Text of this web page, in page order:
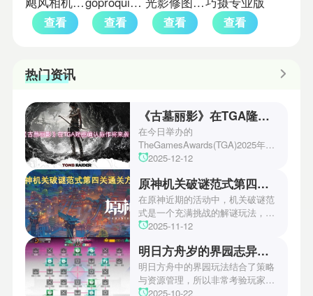
查看 查看 查看 查看
热门资讯
《古墓丽影》在TGA隆重确认新作将来袭！
在今日举办的
TheGamesAwards(TGA)2025年度
游戏颁奖典礼中，古墓丽影系列公
场资讯让众多玩家们都非常期待！
本次官方也宣布游戏将于2027年登
陆PS5、Xbox以及PC平台！有兴
趣的玩家们可以继续留守鲶鱼网！
2025-12-12
原神机关破谜范式第四关通关方法
在原神近期的活动中，机关破谜范
式是一个充满挑战的解谜玩法，其
中第四关是许多玩家遇到困难的地
机关破谜范式第四关通关方法，助
玩家们能够顺利通关！有兴趣的玩
家们快来一起看看吧！
2025-11-12
明日方舟岁的界园志异攻略
明日方舟中的界园玩法结合了策略
与资源管理，所以非常考验玩家的
操作和规划能力。游戏里拥有先
2025-10-22